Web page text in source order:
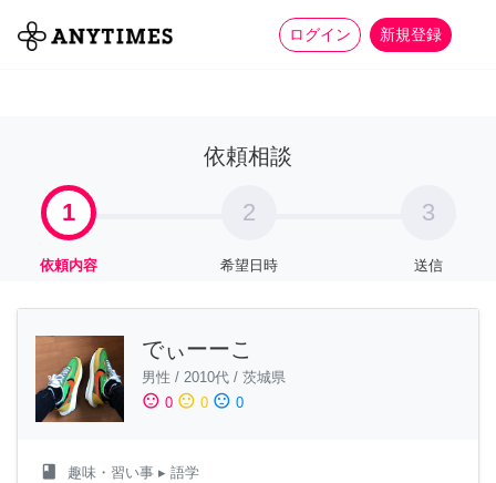
ログイン 新規登録
全て 家事 more_horiz
依頼相談
1
依頼内容
2
希望日時
3
送信
でぃーーこ
男性 / 2010代 / 茨城県
sentiment_satisfied 0 sentiment_neutral 0 sentiment_dissatisfied 0
class 趣味・習い事 ▸ 語学